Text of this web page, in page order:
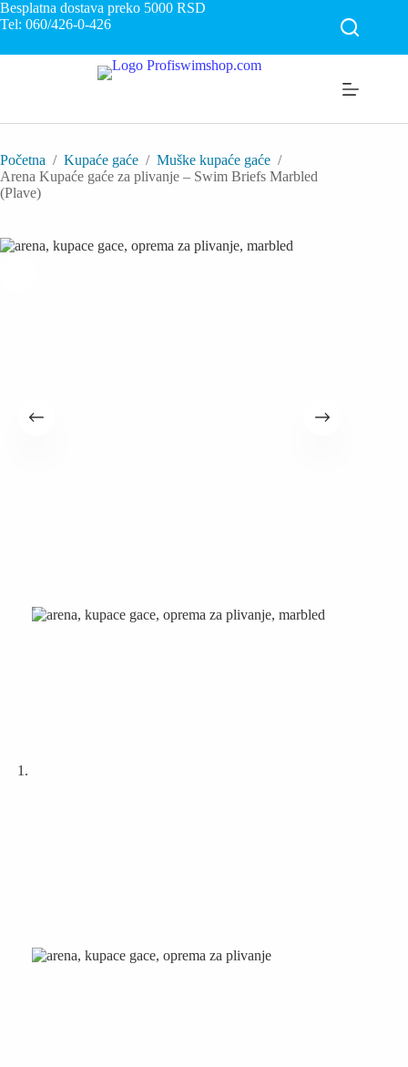
Skip
to
Besplatna dostava preko 5000 RSD
Tel: 060/426-0-426
Početna / Kupaće gaće / Muške kupaće gaće /
Arena Kupaće gaće za plivanje – Swim Briefs Marbled
(Plave)